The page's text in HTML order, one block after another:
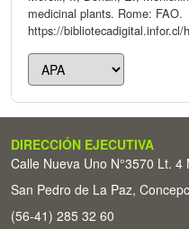
medicinal plants. Rome: FAO.
https://bibliotecadigital.infor.cl/
DIRECCIÓN EJECUTIVA
Calle Nueva Uno N°3570 Lt. 4
San Pedro de La Paz,
(56-41) 285 32 60